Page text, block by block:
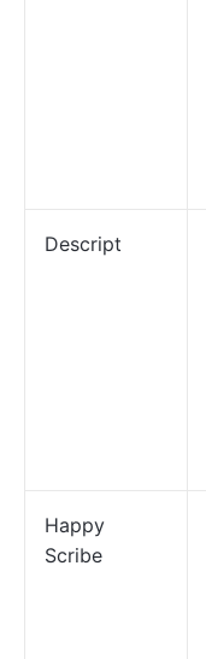
Descript
Happy
Scribe